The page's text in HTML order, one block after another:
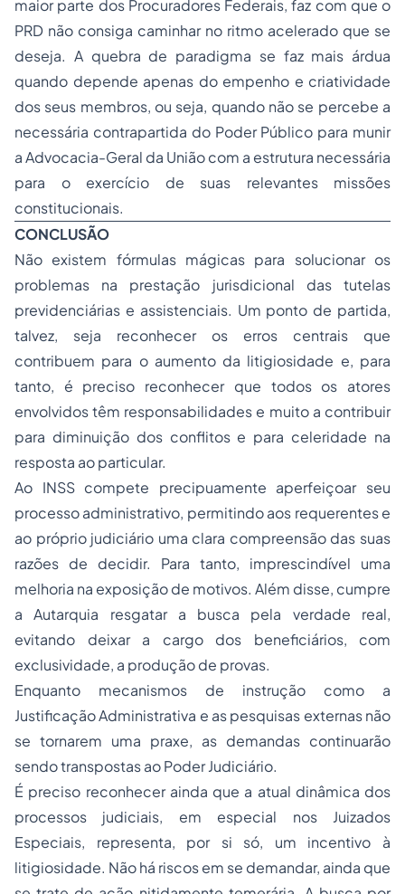
maior parte dos Procuradores Federais, faz com que o
PRD não consiga caminhar no ritmo acelerado que se
deseja. A quebra de paradigma se faz mais árdua
quando depende apenas do empenho e criatividade
dos seus membros, ou seja, quando não se percebe a
necessária contrapartida do Poder Público para munir
a Advocacia-Geral da União com a estrutura necessária
para o exercício de suas relevantes missões
constitucionais.
CONCLUSÃO
Não existem fórmulas mágicas para solucionar os
problemas na prestação jurisdicional das tutelas
previdenciárias e assistenciais. Um ponto de partida,
talvez, seja reconhecer os erros centrais que
contribuem para o aumento da litigiosidade e, para
tanto, é preciso reconhecer que todos os atores
envolvidos têm responsabilidades e muito a contribuir
para diminuição dos conflitos e para celeridade na
resposta ao particular.
Ao INSS compete precipuamente aperfeiçoar seu
processo administrativo, permitindo aos requerentes e
ao próprio judiciário uma clara compreensão das suas
razões de decidir. Para tanto, imprescindível uma
melhoria na exposição de motivos. Além disse, cumpre
a Autarquia resgatar a busca pela verdade real,
evitando deixar a cargo dos beneficiários, com
exclusividade, a produção de provas.
Enquanto mecanismos de instrução como a
Justificação Administrativa e as pesquisas externas não
se tornarem uma praxe, as demandas continuarão
sendo transpostas ao Poder Judiciário.
É preciso reconhecer ainda que a atual dinâmica dos
processos judiciais, em especial nos Juizados
Especiais, representa, por si só, um incentivo à
litigiosidade. Não há riscos em se demandar, ainda que